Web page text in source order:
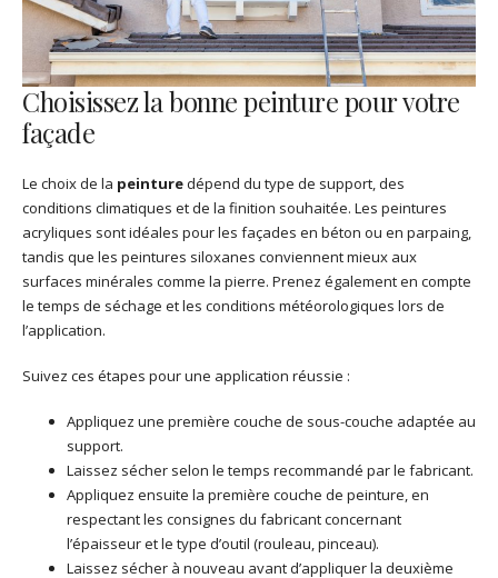
Choisissez la bonne peinture pour votre
façade
Le choix de la peinturedépend du type de support, des
conditions climatiques et de la finition souhaitée. Les peintures
acryliques sont idéales pour les façades en béton ou en parpaing,
tandis que les peintures siloxanes conviennent mieux aux
surfaces minérales comme la pierre. Prenez également en compte
le temps de séchage et les conditions météorologiques lors de
l’application.
Suivez ces étapes pour une application réussie :
Appliquez une première couche de sous-couche adaptée au
support.
Laissez sécher selon le temps recommandé par le fabricant.
Appliquez ensuite la première couche de peinture, en
respectant les consignes du fabricant concernant
l’épaisseur et le type d’outil (rouleau, pinceau).
Laissez sécher à nouveau avant d’appliquer la deuxième